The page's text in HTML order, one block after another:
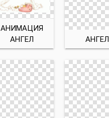
АНИМАЦИЯ
АНГЕЛ
АНГЕЛ